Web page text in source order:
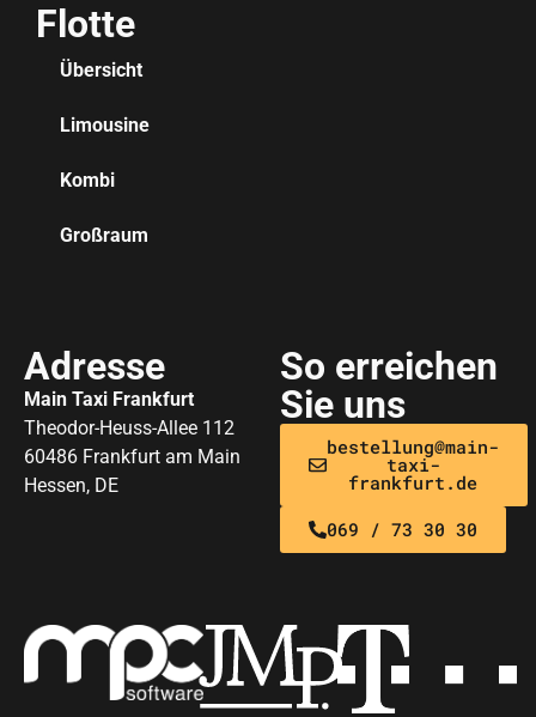
Flotte
Übersicht
Limousine
Kombi
Großraum
Adresse
Main Taxi Frankfurt
Theodor-Heuss-Allee 112
60486 Frankfurt am Main
Hessen, DE
So erreichen
Sie uns
bestellung@main-
taxi-
frankfurt.de
069 / 73 30 30